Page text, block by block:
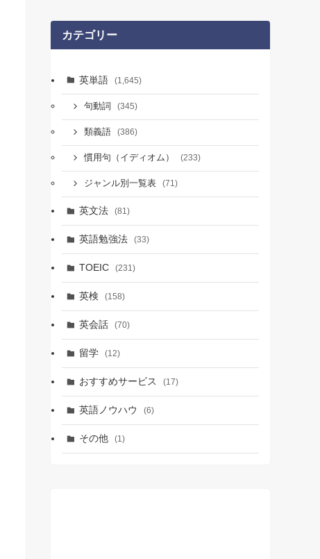
カテゴリー
英単語 (1,645)
句動詞 (345)
類義語 (386)
慣用句（イディオム） (233)
ジャンル別一覧表 (71)
英文法 (81)
英語勉強法 (33)
TOEIC (231)
英検 (158)
英会話 (70)
留学 (12)
おすすめサービス (17)
英語ノウハウ (6)
その他 (1)